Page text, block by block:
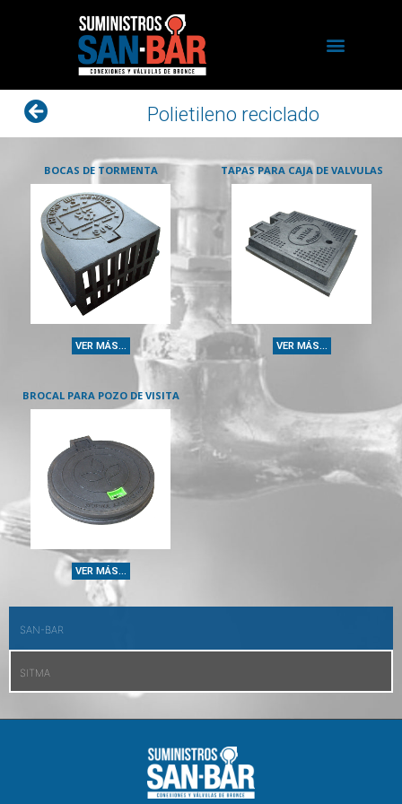
Polietileno reciclado
SAN-BAR
SITMA
BOCAS DE TORMENTA
VER MÁS...
TAPAS PARA CAJA DE VALVULAS
VER MÁS...
BROCAL PARA POZO DE VISITA
VER MÁS...